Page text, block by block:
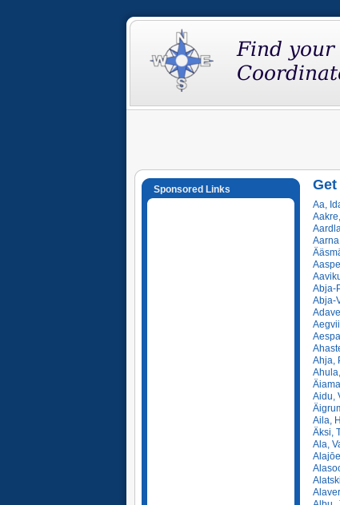
Sponsored Links
Aa,
Abja-
Abja-
Ahja,
Aidu,
Aila,
Äksi,
Ala,